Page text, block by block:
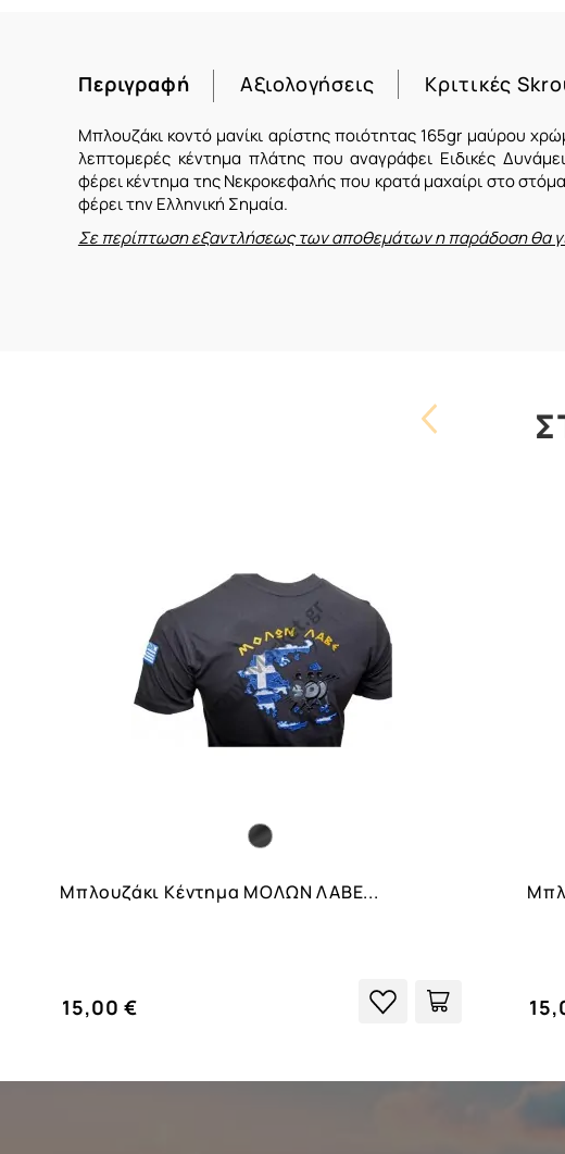
Περιγραφή Αξιολογήσεις Κριτικές
Μπλουζάκι κοντό μανίκι αρίστης ποιότητας 165gr μαύρου
λεπτομερές κέντημα πλάτης που αναγράφει Ειδικές
φέρει κέντημα της Νεκροκεφαλής που κρατά μαχαίρι στο
φέρει την Ελληνική Σημαία.
Σε περίπτωση εξαντλήσεως των αποθεμάτων η παράδοση θα
Μπλουζάκι Κέντημα ΜΟΛΩΝ ΛΑΒΕ...
15,00 €